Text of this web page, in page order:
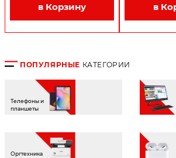
в Корзину в
ПОПУЛЯРНЫЕ КАТЕГОРИИ
Телефоны и
планшеты
Оргтехника